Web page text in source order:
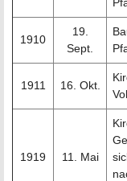
1910
19.
Sept.
1911 16. Okt.
1919 11. Mai